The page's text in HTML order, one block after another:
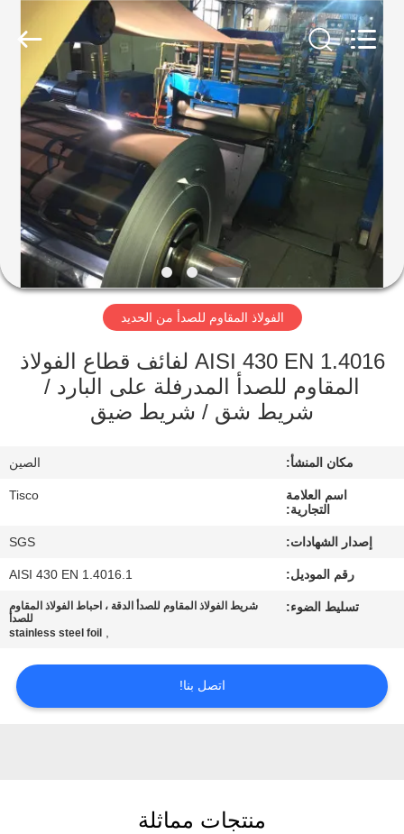
الصفحة
الرئيسية
منتجات
أشرطة
فيديو
عنا
المعمل
مراقبة
الجودة
اطلب
Wuxi
Guanglu
Special
Steel
Reserved.
الفولاذ المقاوم للصدأ من الحديد
AISI 430 EN 1.4016 لفائف قطاع الفولاذ
المقاوم للصدأ المدرفلة على البارد /
شريط شق / شريط ضيق
مكان المنشأ: الصين
اسم العلامة
التجارية:
Tisco
إصدار الشهادات: SGS
رقم الموديل: AISI 430 EN 1.4016.1
تسليط الضوء:
شريط الفولاذ المقاوم للصدأ الدقة ، احباط الفولاذ المقاوم
للصدأ
,
stainless steel foil
اتصل بنا!
منتجات مماثلة